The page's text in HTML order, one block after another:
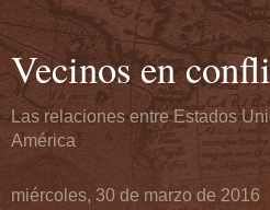
Vecinos en
Las relaciones entre Estados
América
miércoles, 30 de marzo de 2016